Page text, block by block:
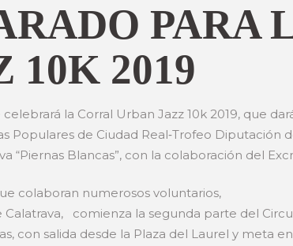
PARA
10K 2019
la Corral Urban Jazz 10k 2019, que
Populares de Ciudad Real‐Trofeo Diputación
“Piernas Blancas”, con la colaboración del
colaboran numerosos voluntarios,
Calatrava, comienza la segunda parte del
con salida desde la Plaza del Laurel y meta